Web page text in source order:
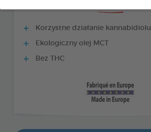
Korzystne działanie kannabidiolu
Ekologiczny olej MCT
Bez THC